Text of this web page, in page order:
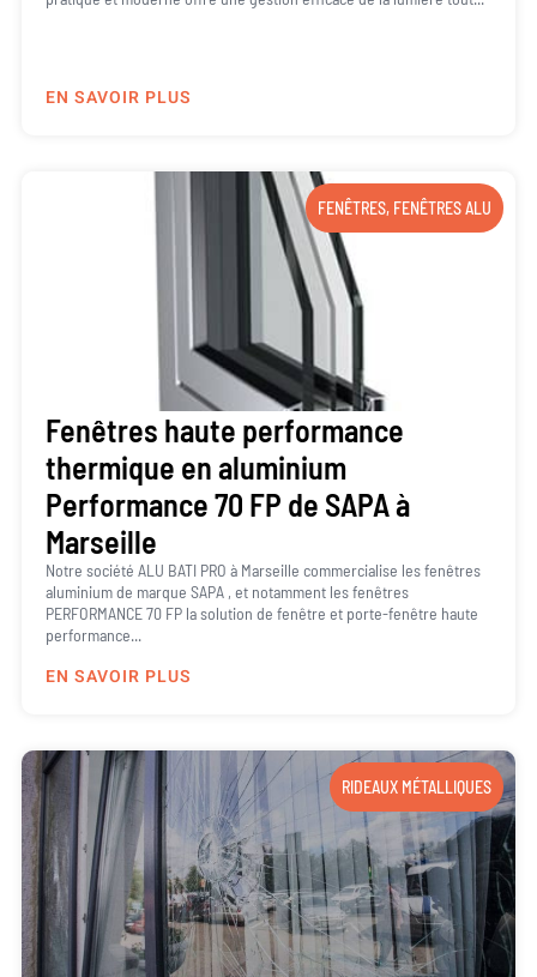
EN SAVOIR PLUS
FENÊTRES, FENÊTRES ALU
Fenêtres haute performance
thermique en aluminium
Performance 70 FP de SAPA à
Marseille
Notre société ALU BATI PRO à Marseille commercialise les fenêtres
aluminium de marque SAPA , et notamment les fenêtres
PERFORMANCE 70 FP la solution de fenêtre et porte-fenêtre haute
performance...
EN SAVOIR PLUS
RIDEAUX MÉTALLIQUES